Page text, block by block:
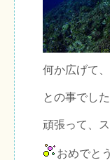
何か広げて
との事でし
頑張って、
おめでと